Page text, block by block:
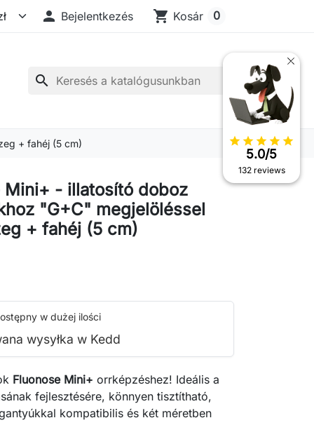
 Bejelentkezés shopping_cart Kosár 0
search
+ fahéj (5 cm)
Mini+ - illatosító doboz
"G+C" megjelöléssel
+ fahéj (5 cm)
w dużej ilości
wysyłka w Kedd
Fluonose Mini+ orrképzéshez! Ideális a
fejlesztésére, könnyen tisztítható,
kompatibilis és két méretben
star star star star star
5.0/5
132 reviews